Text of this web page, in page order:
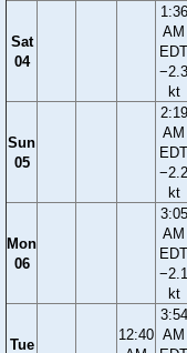
Sat
04
1:36
AM
EDT
−2.3
kt
Sun
05
2:19
AM
EDT
−2.2
kt
Mon
06
3:05
AM
EDT
−2.1
kt
Tue
12:40
3:54
AM